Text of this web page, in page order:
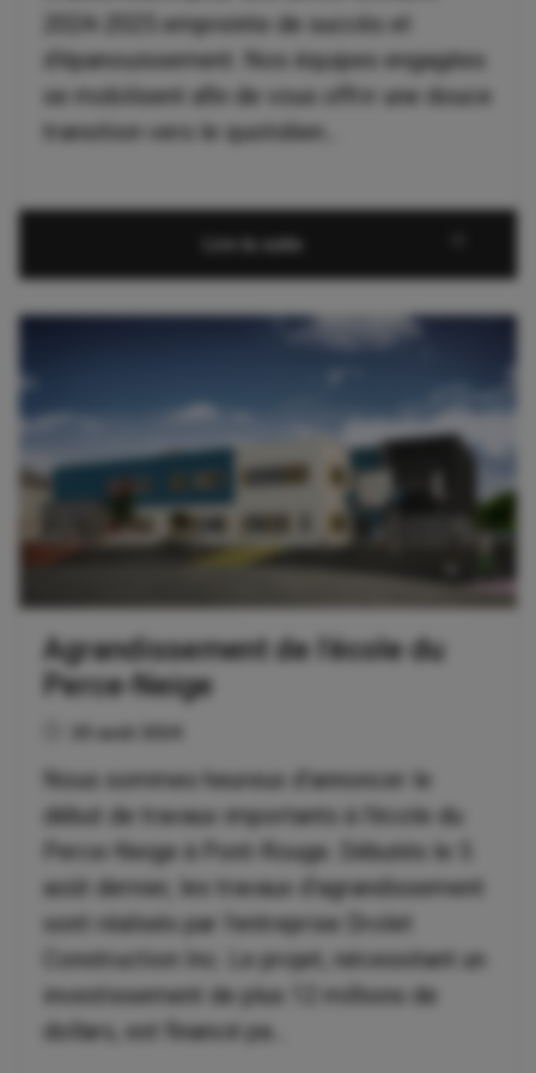
2024-2025 empreinte de succès et
d’épanouissement. Nos équipes engagées
se mobilisent afin de vous offrir une douce
transition vers le quotidien...
Agrandissement de l'école du
Perce-Neige
Nous sommes heureux d’annoncer le
début de travaux importants à l’école du
Perce-Neige à Pont-Rouge. Débutés le 5
août dernier, les travaux d’agrandissement
sont réalisés par l’entreprise Drolet
Construction Inc. Le projet, nécessitant un
investissement de plus 12 millions de
dollars, est financé pa...